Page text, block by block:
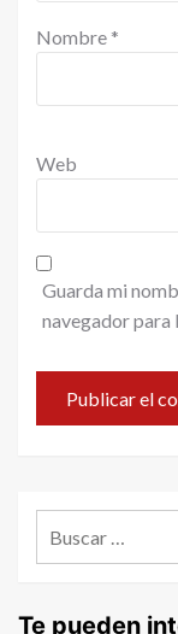
Nombre *
Web
Guarda mi
navegador para
Te pueden